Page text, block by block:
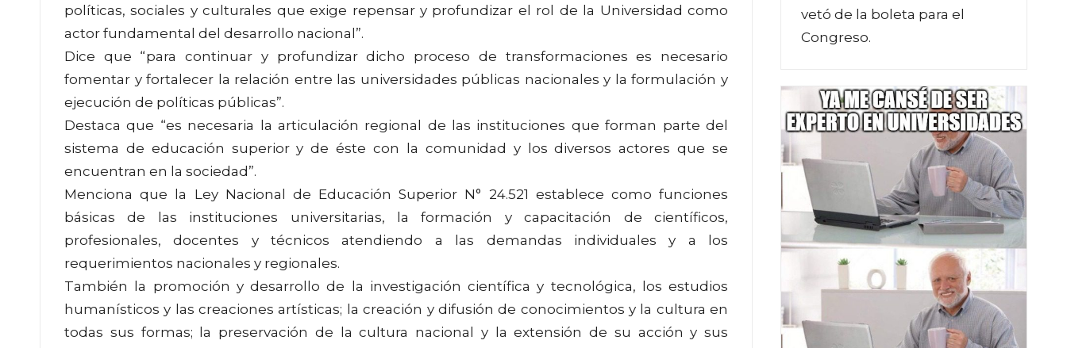
políticas, sociales y culturales que exige repensar y profundizar el rol de la Universidad como
actor fundamental del desarrollo nacional”.
Dice que “para continuar y profundizar dicho proceso de transformaciones es necesario
fomentar y fortalecer la relación entre las universidades públicas nacionales y la formulación y
ejecución de políticas públicas”.
Destaca que “es necesaria la articulación regional de las instituciones que forman parte del
sistema de educación superior y de éste con la comunidad y los diversos actores que se
encuentran en la sociedad”.
Menciona que la Ley Nacional de Educación Superior N° 24.521 establece como funciones
básicas de las instituciones universitarias, la formación y capacitación de científicos,
profesionales, docentes y técnicos atendiendo a las demandas individuales y a los
requerimientos nacionales y regionales.
También la promoción y desarrollo de la investigación científica y tecnológica, los estudios
humanísticos y las creaciones artísticas; la creación y difusión de conocimientos y la cultura en
todas sus formas; la preservación de la cultura nacional y la extensión de su acción y sus
vetó de la boleta para el
Congreso.